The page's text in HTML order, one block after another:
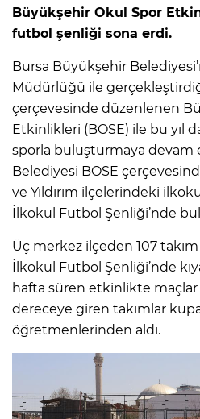
Büyükşehir Okul Spor
futbol şenliği sona erdi.
Bursa Büyükşehir
Müdürlüğü ile
çerçevesinde düzenlenen
Etkinlikleri (BOSE) ile bu yıl
sporla buluşturmaya devam
Belediyesi BOSE
ve Yıldırım ilçelerindeki
İlkokul Futbol Şenliği’nde
Üç merkez ilçeden 107
İlkokul Futbol Şenliği’nde
hafta süren etkinlikte
dereceye giren takımlar
öğretmenlerinden aldı.